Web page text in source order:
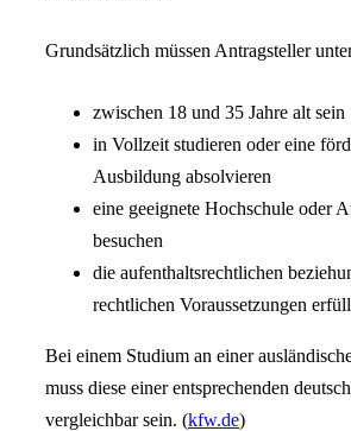
Grundsätzlich müssen Antragsteller
zwischen 18 und 35 Jahre alt sein
in Vollzeit studieren oder eine
Ausbildung absolvieren
eine geeignete Hochschule oder
besuchen
die aufenthaltsrechtlichen
rechtlichen Voraussetzungen
Bei einem Studium an einer
muss diese einer entsprechenden
vergleichbar sein. (kfw.de)